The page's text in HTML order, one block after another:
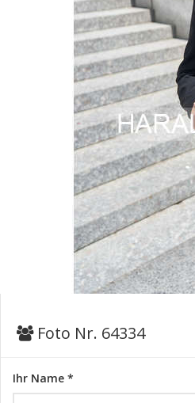
Foto Nr. 64334
Ihr Name *